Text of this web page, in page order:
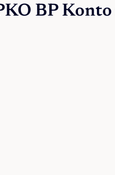
BP Konto